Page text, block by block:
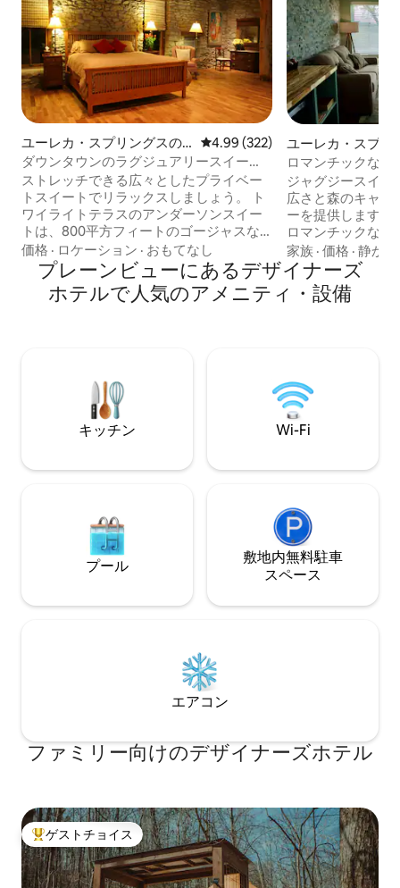
ユーレカ・スプリングスの
ホテル客室
レビュー322件、5つ星中4.99つ
4.99 (322)
ダウンタウンのラグジュアリースイー
ト。プライバシーと利便性！
ストレッチできる広々としたプライベー
トスイートでリラックスしましょう。 ト
ワイライトテラスのアンダーソンスイー
トは、800平方フィートのゴージャスな
平方フィートを提供しています。 素晴ら
しいアート＆クラフトのインテリア、冷
蔵庫と電子レンジを備えたミニキッチ
ン、Wi - Fi、ケーブルを備えた薄型テレビ
ィークのアクセントは、ユーレカスプリ
ングスを楽しむための快適で豪華な拠点
を提供します！ 路上駐車場を追加する
と、素晴らしい滞在の準備が整いまし
価格 · ロケーション · おもてなし
ユーレカ・スプリ
ホテル客室
ロマンチックな
ースイート
ジャグジースイー
広さと森のキャビ
ーを提供します。
ロマンチックな
りです。 各スイ
ズのピロートップ
エリア、2人用ジ
絶景を望む小さ
るために専用のボ
あります。 オフィスビルには3つのスイー
トがあります。
同伴は禁止されて
家族 ·価格 ·静か
プレーンビューにあるデ⁠ザ⁠イ⁠ナ⁠ー⁠ズ
ホ⁠テ⁠ル⁠で人⁠気⁠のア⁠メ⁠ニ⁠テ⁠ィ⁠・設⁠備
キッチン Wi-Fi
プール
敷地内無料駐⁠車
ス⁠ペ⁠ー⁠ス
エアコン
ファミリー向⁠け⁠のデ⁠ザ⁠イ⁠ナ⁠ー⁠ズホ⁠テ⁠ル
大好評のゲストチョイスです。
ゲストチョイス